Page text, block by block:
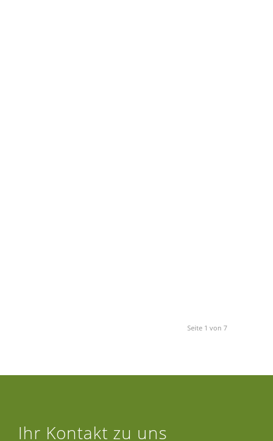
Seite 1 von 7
Ihr Kontakt zu uns